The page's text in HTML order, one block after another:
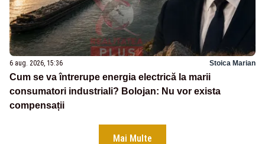
6 aug. 2026, 15:36 Stoica Marian
Cum se va întrerupe energia electrică la marii
consumatori industriali? Bolojan: Nu vor exista
compensații
Mai Multe